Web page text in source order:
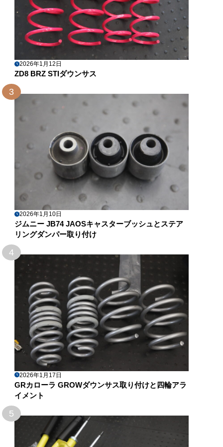
2026年1月12日
ZD8 BRZ STIダウンサス
3
2026年1月10日
ジムニー JB74 JAOSキャスターブッシュとステア
リングダンパー取り付け
4
2026年1月17日
GRカローラ GROWダウンサス取り付けと四輪アラ
イメント
5